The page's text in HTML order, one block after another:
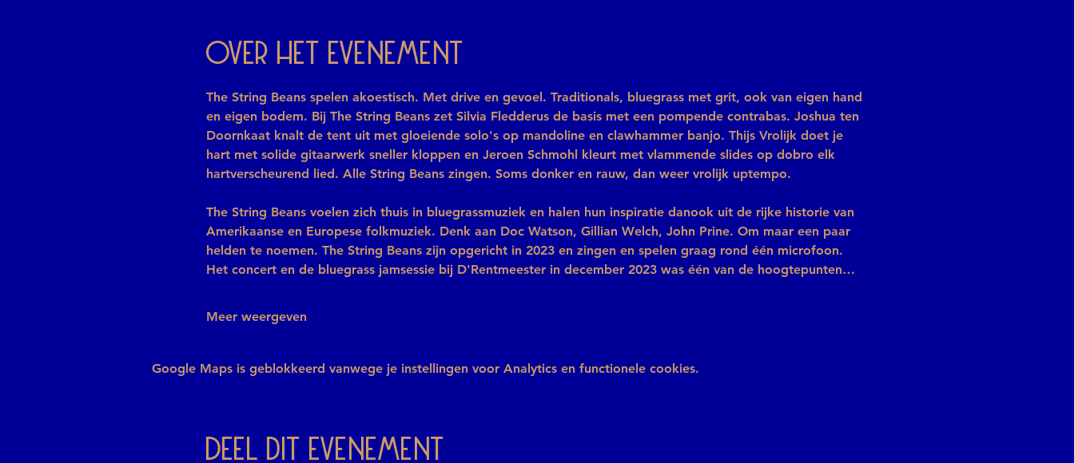
Over het evenement
The String Beans spelen akoestisch. Met drive en gevoel. Traditionals, bluegrass met grit, ook van eigen hand
en eigen bodem. Bij The String Beans zet Silvia Fledderus de basis met een pompende contrabas. Joshua ten
Doornkaat knalt de tent uit met gloeiende solo's op mandoline en clawhammer banjo. Thijs Vrolijk doet je
hart met solide gitaarwerk sneller kloppen en Jeroen Schmohl kleurt met vlammende slides op dobro elk
hartverscheurend lied. Alle String Beans zingen. Soms donker en rauw, dan weer vrolijk uptempo.
The String Beans voelen zich thuis in bluegrassmuziek en halen hun inspiratie danook uit de rijke historie van
Amerikaanse en Europese folkmuziek. Denk aan Doc Watson, Gillian Welch, John Prine. Om maar een paar
helden te noemen. The String Beans zijn opgericht in 2023 en zingen en spelen graag rond één microfoon.
Het concert en de bluegrass jamsessie bij D'Rentmeester in december 2023 was één van de hoogtepunten…
Meer weergeven
Google Maps is geblokkeerd vanwege je instellingen voor Analytics en functionele cookies.
Deel dit evenement